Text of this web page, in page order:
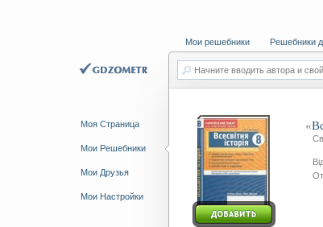
Моя Страница
Мои Решебники
Мои Друзья
Мои Настройки
Мои решебники Решебники
Начните вводить автора и
«